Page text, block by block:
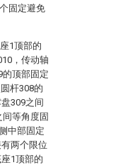
固定避免
1顶部的
，传动轴
的顶部固定
杆308的
309之间
等角度固
中部固定
两个限位
1顶部的